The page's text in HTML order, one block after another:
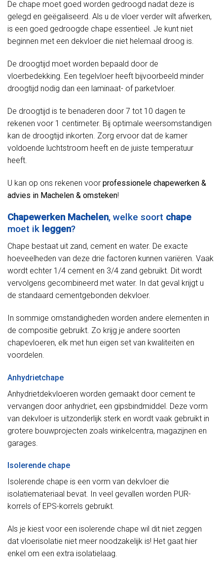
De chape moet goed worden gedroogd nadat deze is
gelegd en geëgaliseerd. Als u de vloer verder wilt afwerken,
is een goed gedroogde chape essentieel. Je kunt niet
beginnen met een dekvloer die niet helemaal droog is.
De droogtijd moet worden bepaald door de
vloerbedekking. Een tegelvloer heeft bijvoorbeeld minder
droogtijd nodig dan een laminaat- of parketvloer.
De droogtijd is te benaderen door 7 tot 10 dagen te
rekenen voor 1 centimeter. Bij optimale weersomstandigen
kan de droogtijd inkorten. Zorg ervoor dat de kamer
voldoende luchtstroom heeft en de juiste temperatuur
heeft.
U kan op ons rekenen voor professionele chapewerken &
advies in Machelen & omsteken!
Chapewerken Machelen, welke soort chape
moet ik leggen?
Chape bestaat uit zand, cement en water. De exacte
hoeveelheden van deze drie factoren kunnen variëren. Vaak
wordt echter 1/4 cement en 3/4 zand gebruikt. Dit wordt
vervolgens gecombineerd met water. In dat geval krijgt u
de standaard cementgebonden dekvloer.
In sommige omstandigheden worden andere elementen in
de compositie gebruikt. Zo krijg je andere soorten
chapevloeren, elk met hun eigen set van kwaliteiten en
voordelen.
Anhydrietchape
Anhydrietdekvloeren worden gemaakt door cement te
vervangen door anhydriet, een gipsbindmiddel. Deze vorm
van dekvloer is uitzonderlijk sterk en wordt vaak gebruikt in
grotere bouwprojecten zoals winkelcentra, magazijnen en
garages.
Isolerende chape
Isolerende chape is een vorm van dekvloer die
isolatiemateriaal bevat. In veel gevallen worden PUR-
korrels of EPS-korrels gebruikt.
Als je kiest voor een isolerende chape wil dit niet zeggen
dat vloerisolatie niet meer noodzakelijk is! Het gaat hier
enkel om een extra isolatielaag.